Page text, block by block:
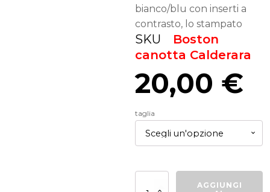
bianco/blu con inserti a
contrasto, lo stampato
SKU Boston
canotta Calderara
20,00 €
taglia
allenamento
AGGIUNGI